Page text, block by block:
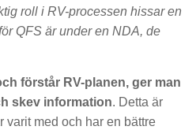
roll i RV-processen hissar en
QFS är under en NDA, de
förstår RV-planen, ger man
skev information. Detta är
varit med och har en bättre